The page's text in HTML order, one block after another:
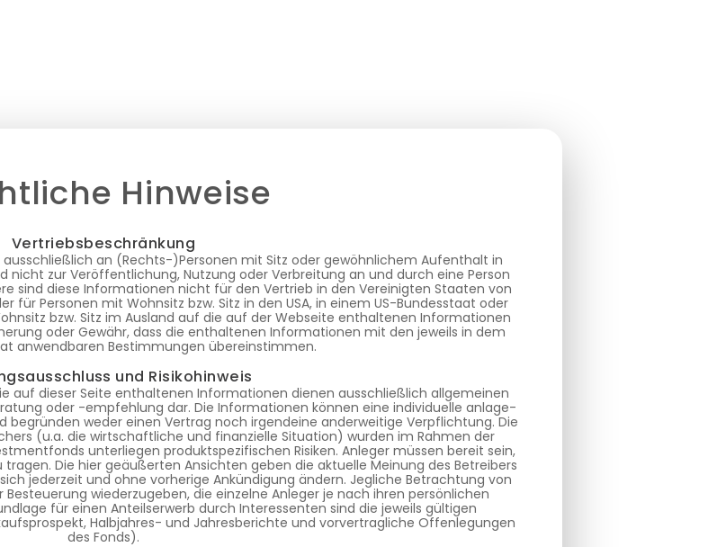
Hinweise
Vertriebsbeschränkung
an (Rechts-)Personen mit Sitz oder gewöhnlichem Aufenthalt in
zur Veröffentlichung, Nutzung oder Verbreitung an und durch eine Person
sind diese Informationen nicht für den Vertrieb in den Vereinigten Staaten von
für Personen mit Wohnsitz bzw. Sitz in den USA, in einem US-Bundesstaat oder
bzw. Sitz im Ausland auf die auf der Webseite enthaltenen Informationen
oder Gewähr, dass die enthaltenen Informationen mit den jeweils in dem
anwendbaren Bestimmungen übereinstimmen.
und Risikohinweis
auf dieser Seite enthaltenen Informationen dienen ausschließlich allgemeinen
oder -empfehlung dar. Die Informationen können eine individuelle anlage-
weder einen Vertrag noch irgendeine anderweitige Verpflichtung. Die
(u.a. die wirtschaftliche und finanzielle Situation) wurden im Rahmen der
unterliegen produktspezifischen Risiken. Anleger müssen bereit sein,
Die hier geäußerten Ansichten geben die aktuelle Meinung des Betreibers
jederzeit und ohne vorherige Ankündigung ändern. Jegliche Betrachtung von
wiederzugeben, die einzelne Anleger je nach ihren persönlichen
für einen Anteilserwerb durch Interessenten sind die jeweils gültigen
Halbjahres- und Jahresberichte und vorvertragliche Offenlegungen
des Fonds).